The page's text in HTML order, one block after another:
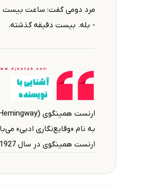
مرد دومی گفت: ساعت بیست
- بله. بیست دقیقه گذشته.
به نام «وقایع‌نگاری ادبی»
ارنست همینگوی در سال 1927 کتاب قاتلین (The Killers) را به رشته تحریر درآورده و از طریق نگارش آن به شهرت رسید.